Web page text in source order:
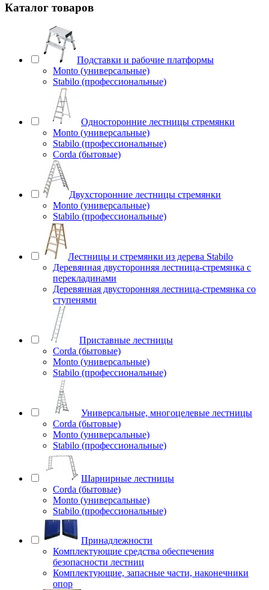
Каталог товаров
Подставки и рабочие платформы
Monto (универсальные)
Stabilo (профессиональные)
Односторонние лестницы стремянки
Monto (универсальные)
Stabilo (профессиональные)
Corda (бытовые)
Двухсторонние лестницы стремянки
Monto (универсальные)
Stabilo (профессиональные)
Лестницы и стремянки из дерева Stabilo
Деревянная двусторонняя лестница-стремянка с
перекладинами
Деревянная двусторонняя лестница-стремянка со
ступенями
Приставные лестницы
Corda (бытовые)
Monto (универсальные)
Stabilo (профессиональные)
Универсальные, многоцелевые лестницы
Corda (бытовые)
Monto (универсальные)
Stabilo (профессиональные)
Шарнирные лестницы
Corda (бытовые)
Monto (универсальные)
Stabilo (профессиональные)
Принадлежности
Комплектующие средства обеспечения
безопасности лестниц
Комплектующие, запасные части, наконечники
опор